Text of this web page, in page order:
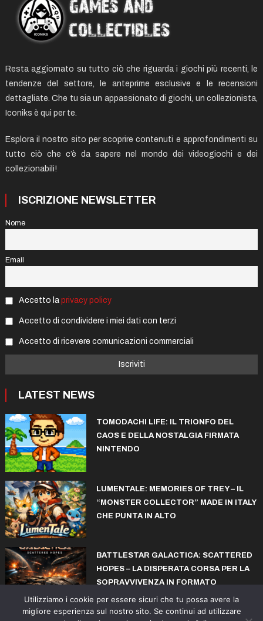
Resta aggiornato su tutto ciò che riguarda i giochi più recenti, le
tendenze del settore, le anteprime esclusive e le recensioni
dettagliate. Che tu sia un appassionato di giochi, un collezionista,
Iconiks è qui per te.
Esplora il nostro sito per scoprire contenuti e approfondimenti su
tutto ciò che c’è da sapere nel mondo dei videogiochi e dei
collezionabili!
ISCRIZIONE NEWSLETTER
Nome
Email
Accetto la privacy policy
Accetto di condividere i miei dati con terzi
Accetto di ricevere comunicazioni commerciali
LATEST NEWS
TOMODACHI LIFE: IL TRIONFO DEL
CAOS E DELLA NOSTALGIA FIRMATA
NINTENDO
LUMENTALE: MEMORIES OF TREY – IL
“MONSTER COLLECTOR” MADE IN ITALY
CHE PUNTA IN ALTO
BATTLESTAR GALACTICA: SCATTERED
HOPES – LA DISPERATA CORSA PER LA
SOPRAVVIVENZA IN FORMATO
ROGUELITE
Utilizziamo i cookie per essere sicuri che tu possa avere la
migliore esperienza sul nostro sito. Se continui ad utilizzare